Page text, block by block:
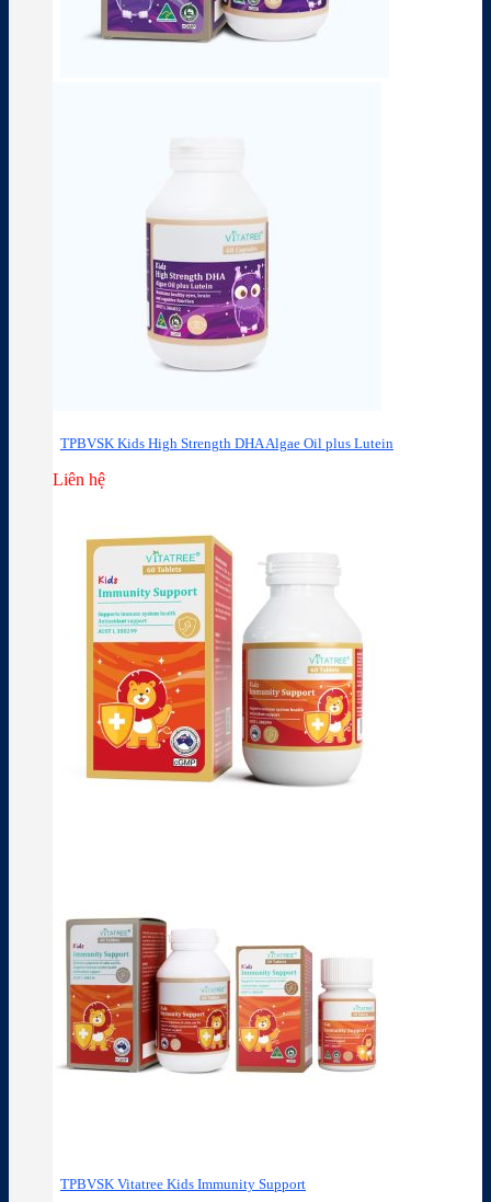
TPBVSK Kids High Strength DHA Algae Oil plus Lutein
Liên hệ
TPBVSK Vitatree Kids Immunity Support